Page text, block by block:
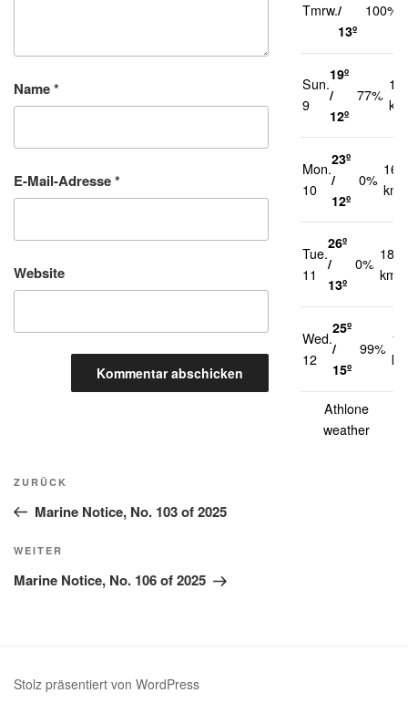
Name*
E-Mail-Adresse*
Website
Beitragsnavigation
Vorheriger
Beitrag
ZURÜCK
Marine Notice, No. 103 of 2025
Nächster
Beitrag
WEITER
Marine Notice, No. 106 of 2025
Tmrw./
13º
100%
Sun.
9
19º
/
12º
77%
17
Mon.
10
23º
/
12º
0%
16
km/
Tue.
11
26º
/
13º
0%
18
km/h
Wed.
12
25º
/
15º
99%
14
Athlone
weather
Stolz präsentiert von WordPress